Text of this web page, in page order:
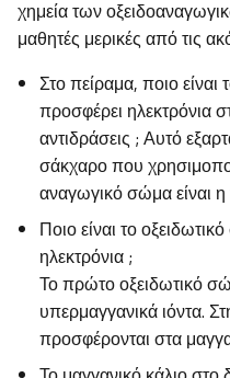
χημεία των
μαθητές μερικές από τις
Στο πείραμα, ποιο
προσφέρει ηλεκτρόνια
αντιδράσεις ; Αυτό
σάκχαρο που
αναγωγικό σώμα είναι
Ποιο είναι το
ηλεκτρόνια ;
Το πρώτο οξειδωτικό
υπερμαγγανικά ιόντα.
προσφέρονται στα